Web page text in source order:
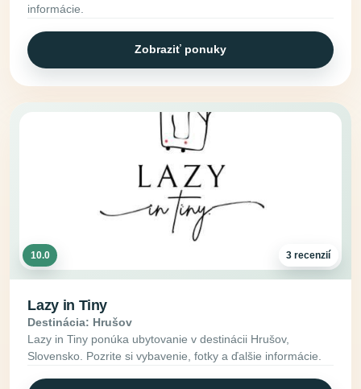
informácie.
Zobraziť ponuky
10.0 3 recenzií
Lazy in Tiny
Destinácia: Hrušov
Lazy in Tiny ponúka ubytovanie v destinácii Hrušov,
Slovensko. Pozrite si vybavenie, fotky a ďalšie informácie.